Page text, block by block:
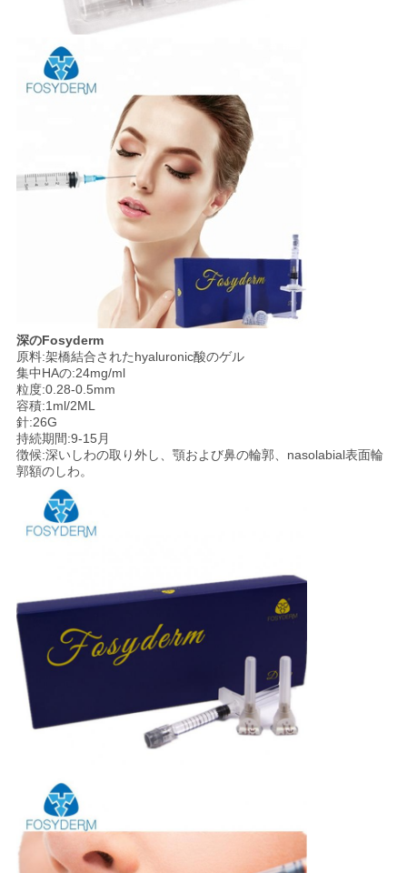
深のFosyderm
原料:架橋結合されたhyaluronic酸のゲル
集中HAの:24mg/ml
粒度:0.28-0.5mm
容積:1ml/2ML
針:26G
持続期間:9-15月
徴候:深いしわの取り外し、顎および鼻の輪郭、nasolabial表面輪
郭額のしわ。